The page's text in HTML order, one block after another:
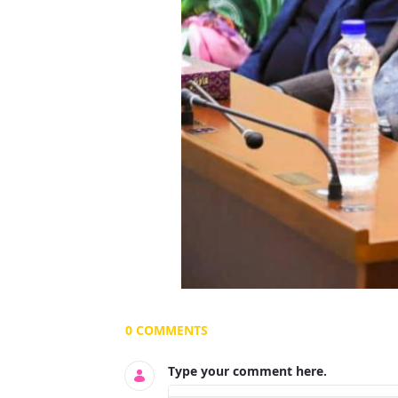
Documents and Media
0 COMMENTS
Type your comment here.